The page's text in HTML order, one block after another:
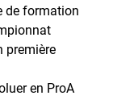
de formation
première
en ProA